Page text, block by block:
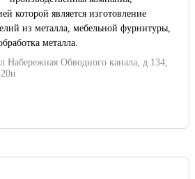
которой является изготовление
из металла, мебельной фурнитуры,
металла.
Набережная Обводного канала, д 134,